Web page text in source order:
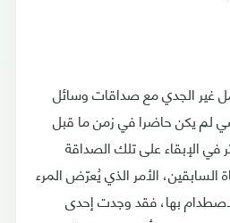
غير الجدي مع صداقات وسائل
لم يكن حاضرا في زمن ما قبل
في الإبقاء على تلك الصداقة
السابقين، الأمر الذي يُعرّض المرء
بها، فقد وجدت إحدى